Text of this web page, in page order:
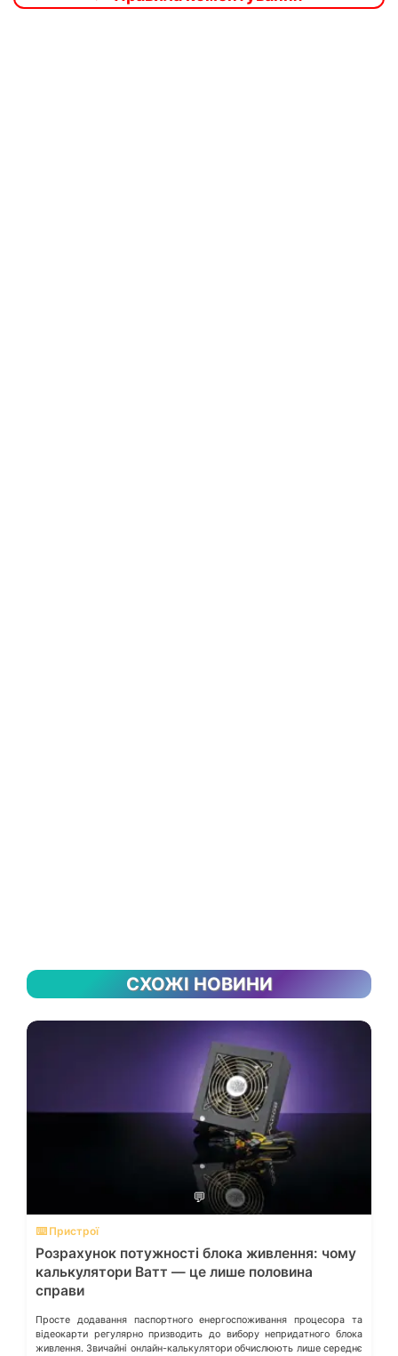
СХОЖІ НОВИНИ
💬
⌨️ Пристрої
Розрахунок потужності блока живлення: чому
калькулятори Ватт — це лише половина
справи
Просте додавання паспортного енергоспоживання процесора та
відеокарти регулярно призводить до вибору непридатного блока
живлення. Звичайні онлайн-калькулятори обчислюють лише середнє